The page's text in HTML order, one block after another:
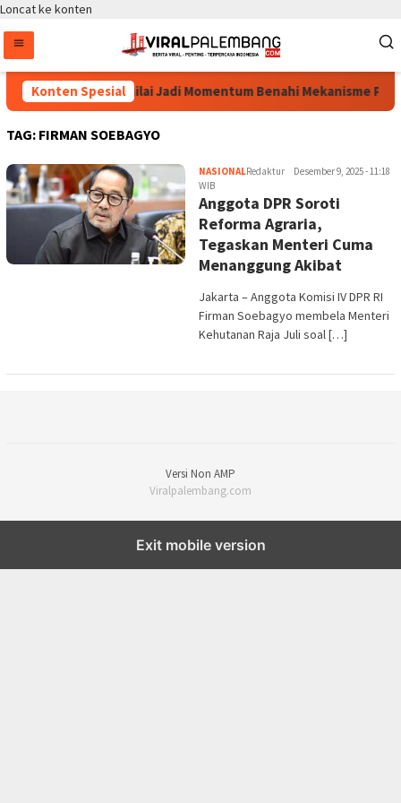
Loncat ke konten
Konten Spesial
Revisi UU HAM Dinilai Jadi Momentum Benahi Mekanisme
TAG: FIRMAN SOEBAGYO
NASIONALRedaktur
Desember 9, 2025 - 11:18
WIB
Anggota DPR Soroti
Reforma Agraria,
Tegaskan Menteri Cuma
Menanggung Akibat
Jakarta – Anggota Komisi IV DPR RI
Firman Soebagyo membela Menteri
Kehutanan Raja Juli soal […]
Versi Non AMP
Viralpalembang.com
Exit mobile version